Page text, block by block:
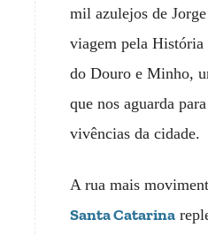
mil azulejos de
viagem pela História
do Douro e Minho,
que nos aguarda
vivências da cidade.
A rua mais
Santa Catarina